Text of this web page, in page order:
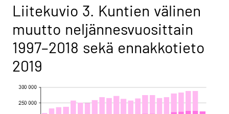
Liitekuvio 3. Kuntien välinen
muutto neljännesvuosittain
1997–2018 sekä ennakkotieto
2019